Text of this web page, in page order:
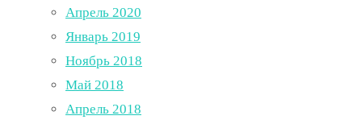
Апрель 2020
Январь 2019
Ноябрь 2018
Май 2018
Апрель 2018